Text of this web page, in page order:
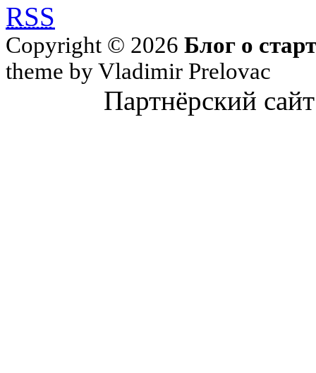
RSS
Copyright © 2026 Блог о
theme by Vladimir Prelovac
Партнёрский